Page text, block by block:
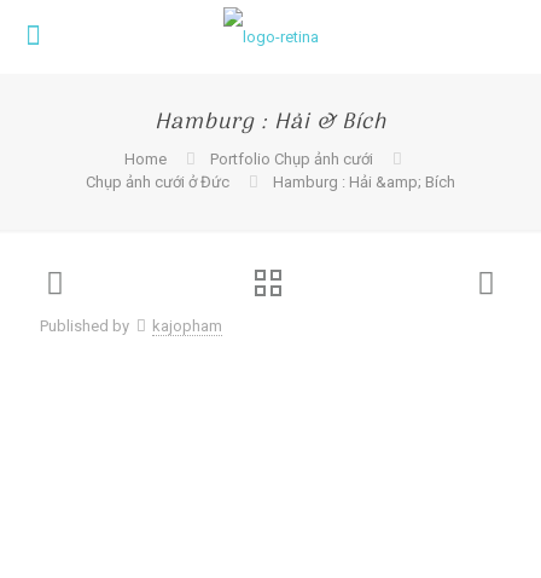
Hamburg : Hải & Bích
Home
Portfolio Chụp ảnh cưới
Chụp ảnh cưới ở Đức
Hamburg : Hải &amp; Bích
Published by kajopham